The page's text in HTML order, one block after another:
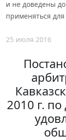
и не доведены
применяться
25 июля 2016
2010 г.